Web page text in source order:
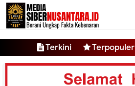
-->
Terkini Terpopuler